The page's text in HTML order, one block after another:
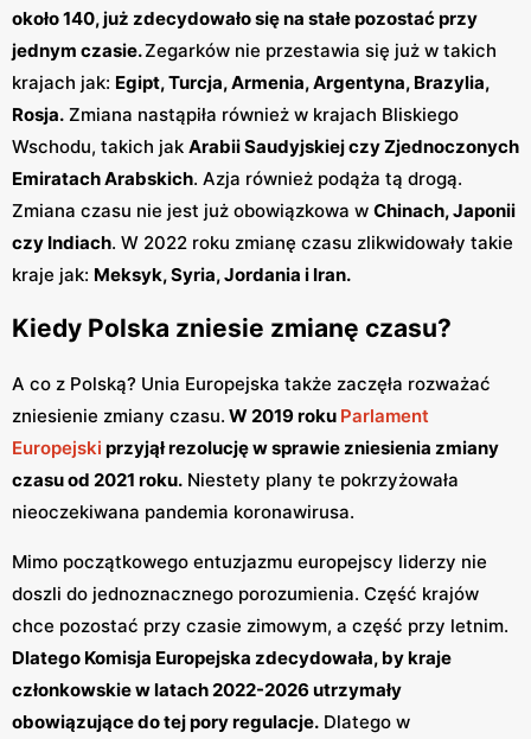
około 140, już zdecydowało się na stałe pozostać przy
jednym czasie.Zegarków nie przestawia się już w takich
krajach jak: Egipt, Turcja, Armenia, Argentyna, Brazylia,
Rosja. Zmiana nastąpiła również w krajach Bliskiego
Wschodu, takich jak Arabii Saudyjskiej czy Zjednoczonych
Emiratach Arabskich. Azja również podąża tą drogą.
Zmiana czasu nie jest już obowiązkowa w Chinach, Japonii
czy Indiach. W 2022 roku zmianę czasu zlikwidowały takie
kraje jak: Meksyk, Syria, Jordania i Iran.
Kiedy Polska zniesie zmianę czasu?
A co z Polską? Unia Europejska także zaczęła rozważać
zniesienie zmiany czasu. W 2019 roku Parlament
Europejski przyjął rezolucję w sprawie zniesienia zmiany
czasu od 2021 roku. Niestety plany te pokrzyżowała
nieoczekiwana pandemia koronawirusa.
Mimo początkowego entuzjazmu europejscy liderzy nie
doszli do jednoznacznego porozumienia. Część krajów
chce pozostać przy czasie zimowym, a część przy letnim.
Dlatego Komisja Europejska zdecydowała, by kraje
członkowskie w latach 2022-2026 utrzymały
obowiązujące do tej pory regulacje. Dlatego w